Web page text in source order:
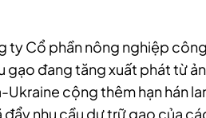
ty Cổ phần nông nghiệp
gạo đang tăng xuất phát từ
cộng thêm hạn hán
nhu cầu dự trữ gạo của